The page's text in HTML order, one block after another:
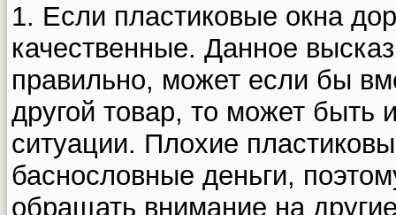
1. Если пластиковые окна
качественные. Данное
правильно, может если бы
другой товар, то может быть
ситуации. Плохие
баснословные деньги,
обращать внимание на